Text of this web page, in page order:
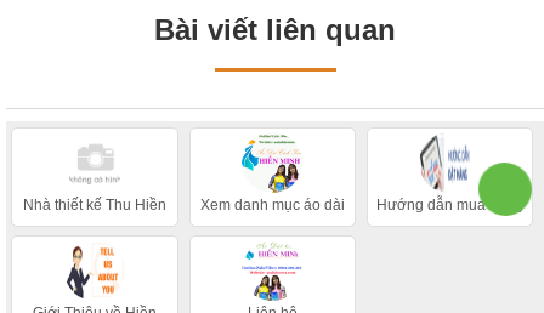
Bài viết liên quan
Nhà thiết kế Thu Hiền Xem danh mục áo dài Hướng dẫn mua hàng